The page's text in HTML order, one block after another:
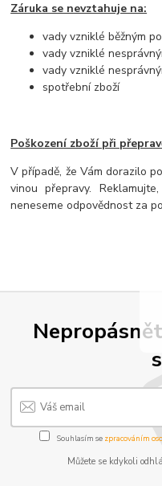
Záruka se nevztahuje na:
vady vzniklé běžným
vady vzniklé
vady vzniklé
spotřební zboží
Poškození zboží při
V případě, že Vám dorazilo
vinou přepravy.
neneseme odpovědnost za
Souhlasím se zpracováním
Můžete se kdykoli